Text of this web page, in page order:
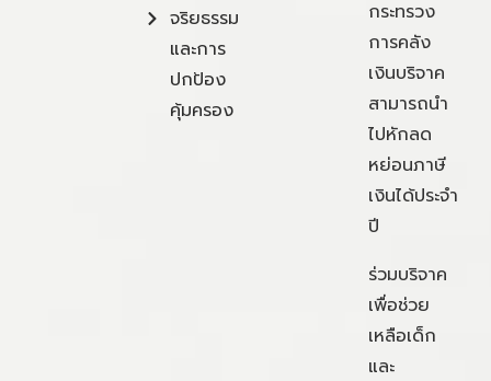
จริยธรรม
และการ
ปกป้อง
คุ้มครอง
กระทรวง
การคลัง
เงินบริจาค
สามารถนำ
ไปหักลด
หย่อนภาษี
เงินได้ประจำ
ปี
ร่วมบริจาค
เพื่อช่วย
เหลือเด็ก
และ